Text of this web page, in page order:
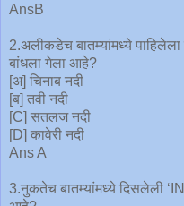
AnsB
2.अलीकडेच बातम्यांमध्ये
बांधला गेला आहे?
[अ] चिनाब नदी
[ब] तवी नदी
[C] सतलज नदी
[D] कावेरी नदी
Ans A
3.नुकतेच बातम्यांमध्ये दिसलेली